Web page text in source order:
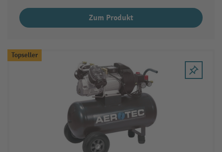
Zum Produkt
Topseller